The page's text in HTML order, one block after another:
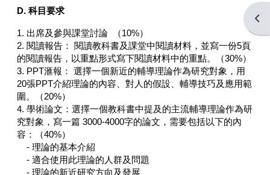
D. 科目要求
1. 出席及參與課堂討論 （10%）
2. 閱讀報告： 閱讀教科書及課堂中閱讀材料，並寫一份5頁
的閱讀報告，以重點形式寫下閱讀材料中的重點。（30%）
3. PPT滙報： 選擇一個新近的輔導理論作為研究對象，用
20張PPT介紹理論的內容、對人的假設、輔導技巧及應用範
圍。（20%）
4. 學術論文：選擇一個教科書中提及的主流輔導理論作為研
究對象，寫一篇 3000-4000字的論文，需要包括以下的內
容：（40%）
- 理論的基本介紹
- 適合使用此理論的人群及問題
- 理論的新近研究方向及發展